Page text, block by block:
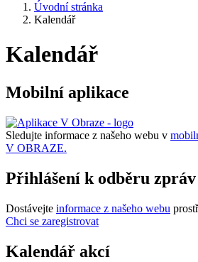
Úvodní stránka
Kalendář
Kalendář
Mobilní aplikace
Sledujte informace z našeho webu v
V OBRAZE.
Přihlášení k odběru zpráv
Dostávejte informace z našeho webu
Chci se zaregistrovat
Kalendář akcí